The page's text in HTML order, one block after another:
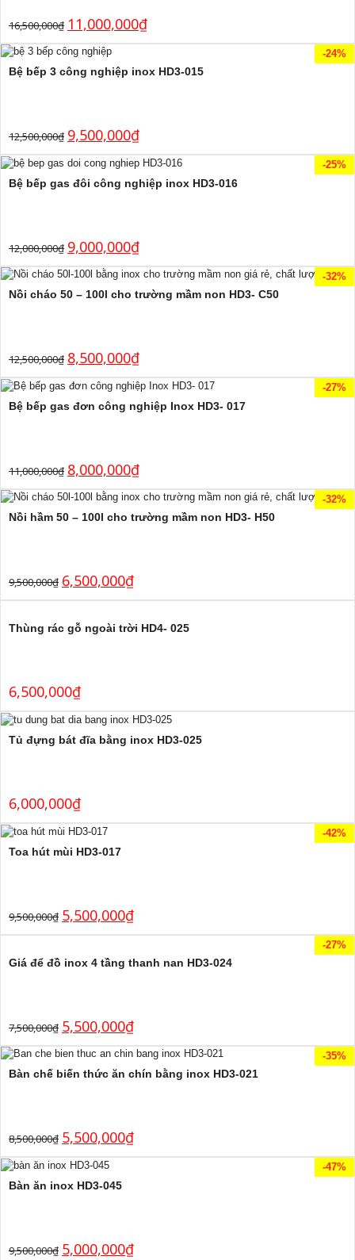
16,500,000₫ 11,000,000₫
-24%
Bệ bếp 3 công nghiệp inox HD3-015
12,500,000₫ 9,500,000₫
-25%
Bệ bếp gas đôi công nghiệp inox HD3-016
12,000,000₫ 9,000,000₫
-32%
Nồi cháo 50 – 100l cho trường mầm non HD3- C50
12,500,000₫ 8,500,000₫
-27%
Bệ bếp gas đơn công nghiệp Inox HD3- 017
11,000,000₫ 8,000,000₫
-32%
Nồi hầm 50 – 100l cho trường mầm non HD3- H50
9,500,000₫ 6,500,000₫
Thùng rác gỗ ngoài trời HD4- 025
6,500,000₫
Tủ đựng bát đĩa bằng inox HD3-025
6,000,000₫
-42%
Toa hút mùi HD3-017
9,500,000₫ 5,500,000₫
-27%
Giá để đồ inox 4 tầng thanh nan HD3-024
7,500,000₫ 5,500,000₫
-35%
Bàn chế biến thức ăn chín bằng inox HD3-021
8,500,000₫ 5,500,000₫
-47%
Bàn ăn inox HD3-045
9,500,000₫ 5,000,000₫